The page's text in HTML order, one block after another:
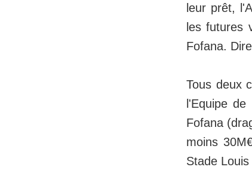
leur prêt,
les futures
Fofana.
Tous deux
l'Equipe
Fofana
moins
Stade